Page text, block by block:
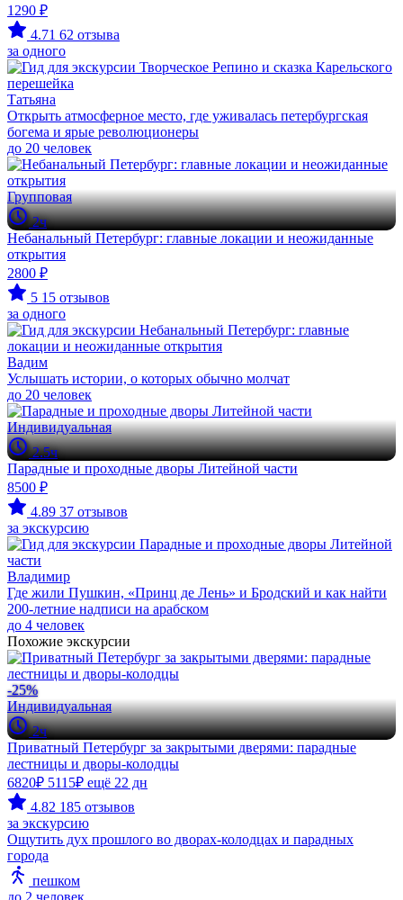
1290 ₽
4.71 62 отзыва
за одного
Татьяна
Открыть атмосферное место, где уживалась петербургская
богема и ярые революционеры
до 20 человек
Групповая
2ч
Небанальный Петербург: главные локации и неожиданные
открытия
2800 ₽
5 15 отзывов
за одного
Вадим
Услышать истории, о которых обычно молчат
до 20 человек
Индивидуальная
2.5ч
Парадные и проходные дворы Литейной части
8500 ₽
4.89 37 отзывов
за экскурсию
Владимир
Где жили Пушкин, «Принц де Лень» и Бродский и как найти
200-летние надписи на арабском
до 4 человек
Похожие экскурсии
-25%
Индивидуальная
2ч
Приватный Петербург за закрытыми дверями: парадные
лестницы и дворы-колодцы
6820₽ 5115₽ ещё 22 дн
4.82 185 отзывов
за экскурсию
Ощутить дух прошлого во дворах-колодцах и парадных
города
пешком
до 2 человек